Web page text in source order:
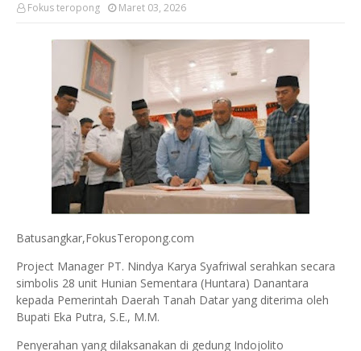
Fokus teropong Maret 03, 2026
Batusangkar,FokusTeropong.com
Project Manager PT. Nindya Karya Syafriwal serahkan secara
simbolis 28 unit Hunian Sementara (Huntara) Danantara
kepada Pemerintah Daerah Tanah Datar yang diterima oleh
Bupati Eka Putra, S.E., M.M.
Penyerahan yang dilaksanakan di gedung Indojolito